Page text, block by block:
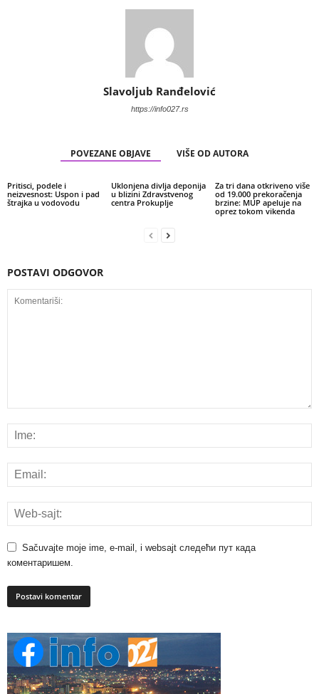
Slavoljub Ranđelović
https://info027.rs
POVEZANE OBJAVE VIŠE OD AUTORA
Pritisci, podele i
neizvesnost: Uspon i pad
štrajka u vodovodu
Uklonjena divlja deponija
u blizini Zdravstvenog
centra Prokuplje
Za tri dana otkriveno više
od 19.000 prekoračenja
brzine: MUP apeluje na
oprez tokom vikenda
POSTAVI ODGOVOR
Sačuvajte moje ime, e-mail, i websajt следећи пут када
коментаришем.